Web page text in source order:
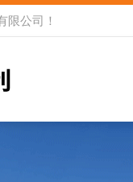
限公司 ！